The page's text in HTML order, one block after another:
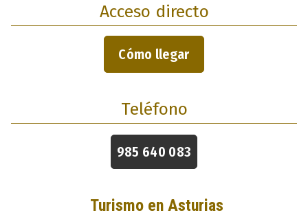
Acceso directo
Cómo llegar
Teléfono
985 640 083